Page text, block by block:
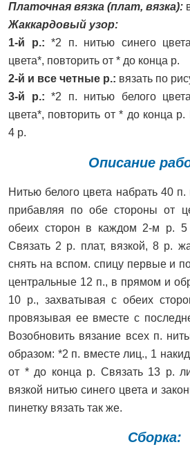
Платочная вязка (плат, вязка):
Жаккардовый узор:
1-й р.: *2 п. нитью синего
цвета*, повторить от * до конца р.
2-й и все четные р.: вязать по
3-й р.: *2 п. нитью белого
цвета*, повторить от * до конца
4 р.
Описание
Нитью белого цвета набрать 40 п.
прибавляя по обе стороны от
обеих сторон в каждом 2-м р.
Связать 2 р. плат, вязкой, 8 р.
снять на вспом. спицу первые и
центральные 12 п., в прямом и
10 р., захватывая с обеих
провязывая ее вместе с
Возобновить вязание всех п.
образом: *2 п. вместе лиц., 1
от * до конца р. Связать 13 р.
вязкой нитью синего цвета и
пинетку вязать так же.
Сборка: